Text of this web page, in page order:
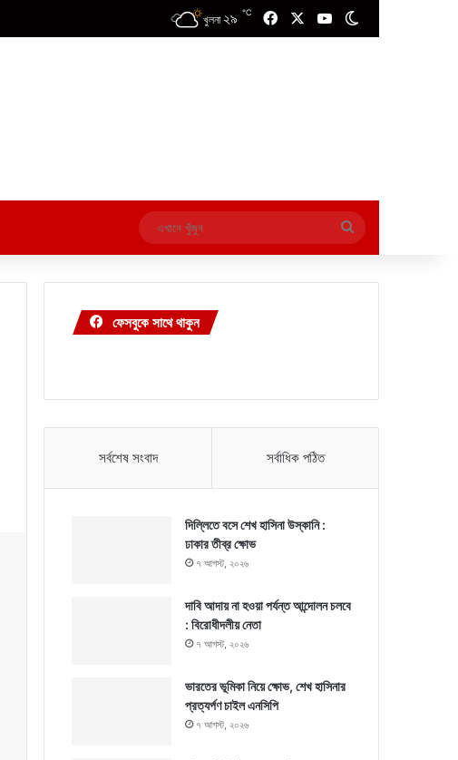
খুলনা ২৯ ℃ FacebookYouTube
এখানে
খুঁজুন
ফেসবুকে সাথে থাকুন
সর্বশেষ সংবাদ সর্বাধিক পঠিত
দিল্লিতে বসে শেখ হাসিনা উস্কানি :
ঢাকার তীব্র ক্ষোভ
৭ আগস্ট, ২০২৬
দাবি আদায় না হওয়া পর্যন্ত আন্দোলন চলবে
: বিরোধীদলীয় নেতা
৭ আগস্ট, ২০২৬
ভারতের ভূমিকা নিয়ে ক্ষোভ, শেখ হাসিনার
প্রত্যর্পণ চাইল এনসিপি
৭ আগস্ট, ২০২৬